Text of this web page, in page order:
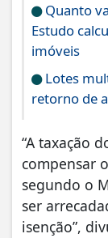
Quanto
Estudo
imóveis
Lotes
retorno de
“A taxação
compensar
segundo o
ser
isenção”,